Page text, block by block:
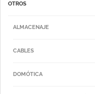
OTROS
ALMACENAJE
CABLES
DOMÓTICA